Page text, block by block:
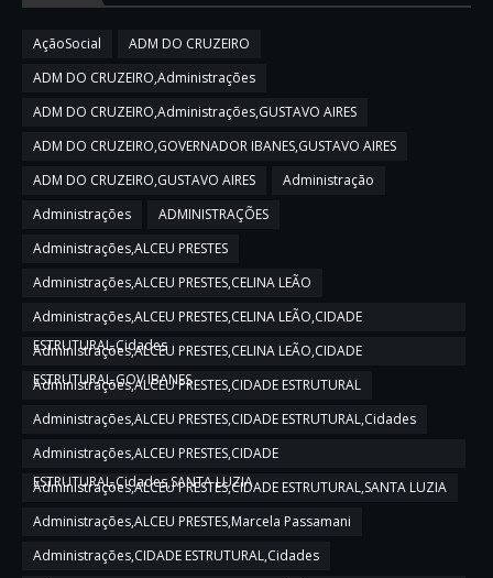
AçãoSocial
ADM DO CRUZEIRO
ADM DO CRUZEIRO,Administrações
ADM DO CRUZEIRO,Administrações,GUSTAVO AIRES
ADM DO CRUZEIRO,GOVERNADOR IBANES,GUSTAVO AIRES
ADM DO CRUZEIRO,GUSTAVO AIRES
Administração
Administrações
ADMINISTRAÇÕES
Administrações,ALCEU PRESTES
Administrações,ALCEU PRESTES,CELINA LEÃO
Administrações,ALCEU PRESTES,CELINA LEÃO,CIDADE
ESTRUTURAL,Cidades
Administrações,ALCEU PRESTES,CELINA LEÃO,CIDADE
ESTRUTURAL,GOV IBANES
Administrações,ALCEU PRESTES,CIDADE ESTRUTURAL
Administrações,ALCEU PRESTES,CIDADE ESTRUTURAL,Cidades
Administrações,ALCEU PRESTES,CIDADE
ESTRUTURAL,Cidades,SANTA LUZIA
Administrações,ALCEU PRESTES,CIDADE ESTRUTURAL,SANTA LUZIA
Administrações,ALCEU PRESTES,Marcela Passamani
Administrações,CIDADE ESTRUTURAL,Cidades